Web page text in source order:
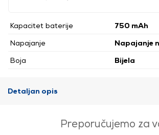
Kapacitet baterije
750 mAh
Napajanje
Napajanje
Boja
Bijela
Detaljan opis
Preporučujemo za